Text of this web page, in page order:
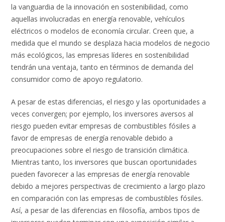
la vanguardia de la innovación en sostenibilidad, como
aquellas involucradas en energía renovable, vehículos
eléctricos o modelos de economía circular. Creen que, a
medida que el mundo se desplaza hacia modelos de negocio
más ecológicos, las empresas líderes en sostenibilidad
tendrán una ventaja, tanto en términos de demanda del
consumidor como de apoyo regulatorio.
A pesar de estas diferencias, el riesgo y las oportunidades a
veces convergen; por ejemplo, los inversores aversos al
riesgo pueden evitar empresas de combustibles fósiles a
favor de empresas de energía renovable debido a
preocupaciones sobre el riesgo de transición climática.
Mientras tanto, los inversores que buscan oportunidades
pueden favorecer a las empresas de energía renovable
debido a mejores perspectivas de crecimiento a largo plazo
en comparación con las empresas de combustibles fósiles.
Así, a pesar de las diferencias en filosofía, ambos tipos de